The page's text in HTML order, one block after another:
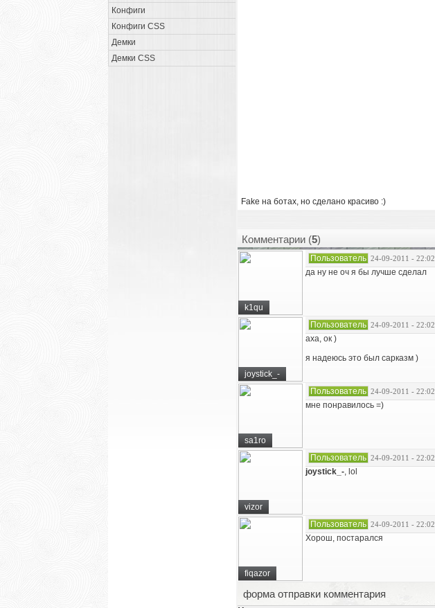
Конфиги
Конфиги CSS
Демки
Демки CSS
Fake на ботах, но сделано красиво :)
Комментарии (5)
k1qu
Пользователь 24-09-2011 - 22:02
да ну не оч я бы лучше сделал
joystick_-
Пользователь 24-09-2011 - 22:02
аха, ок )
я надеюсь это был сарказм )
sa1ro
Пользователь 24-09-2011 - 22:02
мне понравилось =)
vizor
Пользователь 24-09-2011 - 22:02
joystick_-, lol
fiqazor
Пользователь 24-09-2011 - 22:02
Хорош, постарался
форма отправки комментария